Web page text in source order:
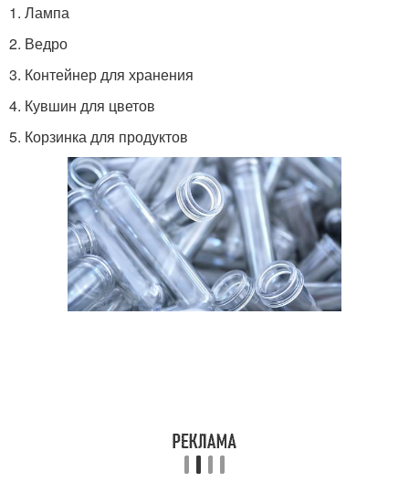
1. Лампа
2. Ведро
3. Контейнер для хранения
4. Кувшин для цветов
5. Корзинка для продуктов